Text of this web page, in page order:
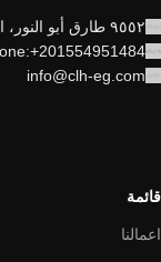
٩٥٥٢ طارق أبو النور، المقطم، محافظة القاهرة
info@clh-eg.com
قائمة
اعمالنا